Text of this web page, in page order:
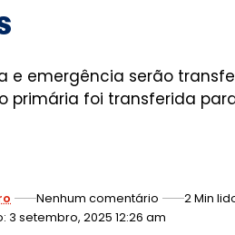
e emergência serão
primária foi transferida
3 setembro, 2025 12:26 am
Nenhum comentário 2 Min